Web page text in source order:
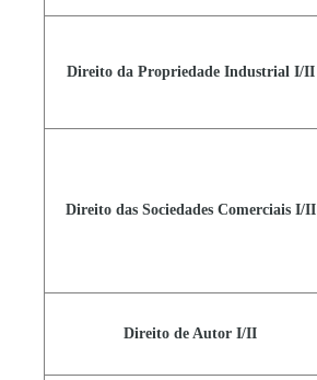
Direito da Propriedade Industrial I/II
Direito das Sociedades Comerciais I/II
Direito de Autor I/II